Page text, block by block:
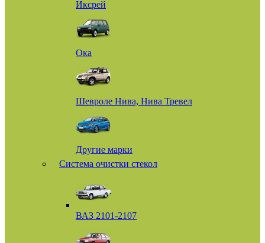
Иксрей
Ока
Шевроле Нива, Нива Тревел
Другие марки
Система очистки стекол
ВАЗ 2101-2107